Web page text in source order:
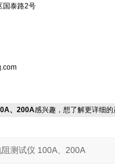
国泰路2号
、200A感兴趣，想了解更详细的